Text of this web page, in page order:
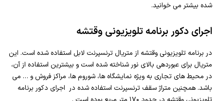
شده بیشتر می خوانید.
اجرای دکور برنامه تلویزیونی وقتشه
در برنامه تلویزیونی وقتشه از متریال ترنسپرنت لابل استفاده شده است. این
متریال برای عبوردهی بالای نور شناخته شده است و بیشترین استفاده از آن،
در محیط های تجاری به ویژه نمایشگاه ها، شوروم ها، مراکز فروش و … می
باشد. همچنین متراژ سقف ترنسپرنت استفاده شده در اجرای دکور برنامه